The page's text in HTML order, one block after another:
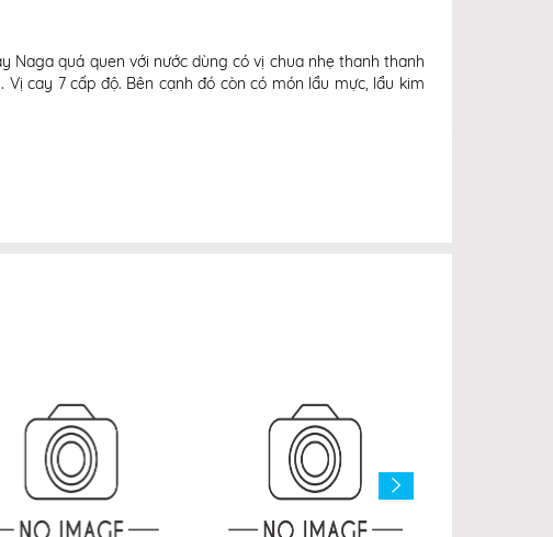
Naga quá quen với nước dùng có vị chua nhẹ thanh thanh
cay 7 cấp độ. Bên cạnh đó còn có món lẩu mực, lẩu kim